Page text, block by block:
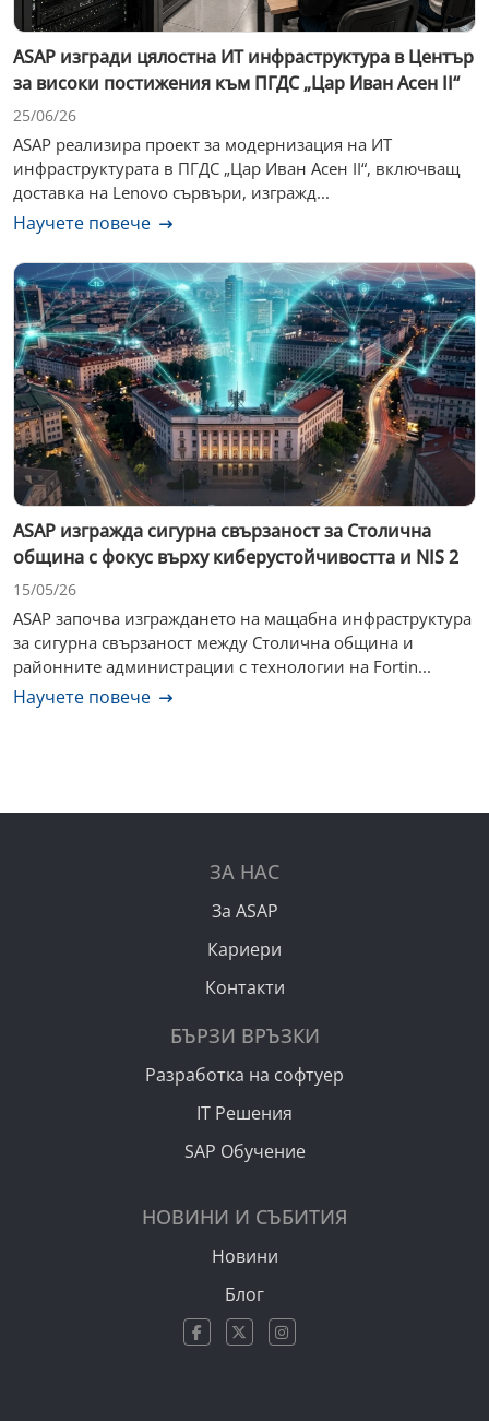
ASAP изгради цялостна ИТ инфраструктура в Център
за високи постижения към ПГДС „Цар Иван Асен II“
25/06/26
ASAP реализира проект за модернизация на ИТ
инфраструктурата в ПГДС „Цар Иван Асен II“, включващ
доставка на Lenovo сървъри, изгражд...
Научете повече
ASAP изгражда сигурна свързаност за Столична
община с фокус върху киберустойчивостта и NIS 2
15/05/26
ASAP започва изграждането на мащабна инфраструктура
за сигурна свързаност между Столична община и
районните администрации с технологии на Fortin...
Научете повече
ЗА НАС
За ASAP
Кариери
Контакти
БЪРЗИ ВРЪЗКИ
Разработка на софтуер
IT Решения
SAP Обучение
НОВИНИ И СЪБИТИЯ
Новини
Блог